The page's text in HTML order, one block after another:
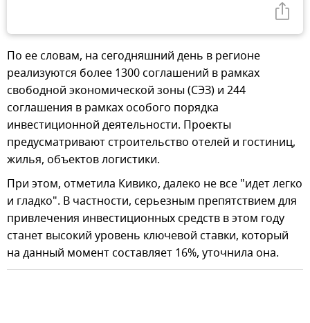
По ее словам, на сегодняшний день в регионе
реализуются более 1300 соглашений в рамках
свободной экономической зоны (СЭЗ) и 244
соглашения в рамках особого порядка
инвестиционной деятельности. Проекты
предусматривают строительство отелей и гостиниц,
жилья, объектов логистики.
При этом, отметила Кивико, далеко не все "идет легко
и гладко". В частности, серьезным препятствием для
привлечения инвестиционных средств в этом году
станет высокий уровень ключевой ставки, который
на данный момент составляет 16%, уточнила она.